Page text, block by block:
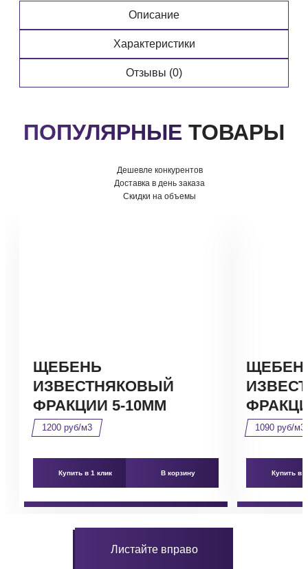
Описание
Характеристики
Отзывы (0)
ПОПУЛЯРНЫЕ ТОВАРЫ
Дешевле конкурентов
Доставка в день заказа
Скидки на объемы
ЩЕБЕНЬ
ИЗВЕСТНЯКОВЫЙ
ФРАКЦИИ 5-10ММ
1200 руб/м3
Купить в 1 клик В корзину
1090 руб/м3
Купить в
Листайте вправо